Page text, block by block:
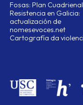
Fosas: Plan Cuadrienal
Resistencia en Galicia:
actualización de
nomesevoces.net
Cartografía da